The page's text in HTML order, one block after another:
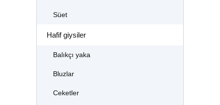
Süet
Hafif giysiler
Balıkçı yaka
Bluzlar
Ceketler